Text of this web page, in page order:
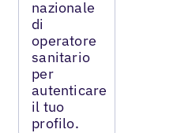
nazionale
di
operatore
sanitario
per
autenticare
il tuo
profilo.